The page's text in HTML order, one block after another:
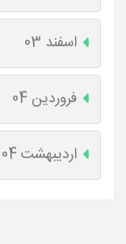
اسفند 03
فروردین 04
اردیبهشت 04